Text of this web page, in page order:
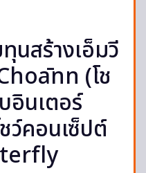
นสร้างเอ็มวี
(โช
อินเตอร์
ว์คอนเซ็ปต์